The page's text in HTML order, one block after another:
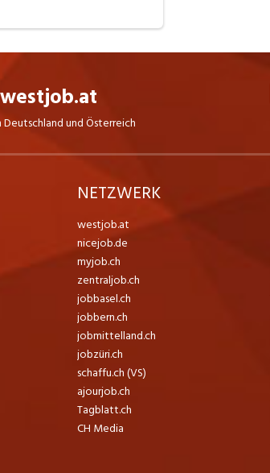
westjob.at
und Österreich
NETZWERK
westjob.at
nicejob.de
myjob.ch
zentraljob.ch
jobbasel.ch
jobbern.ch
jobmittelland.ch
jobzüri.ch
schaffu.ch (VS)
ajourjob.ch
Tagblatt.ch
CH Media